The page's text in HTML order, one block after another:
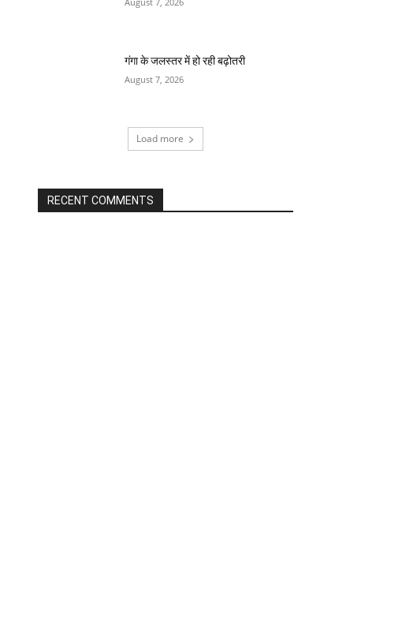
गंगा के जलस्तर में हो रही बढ़ोतरी
August 7, 2026
Load more
RECENT COMMENTS